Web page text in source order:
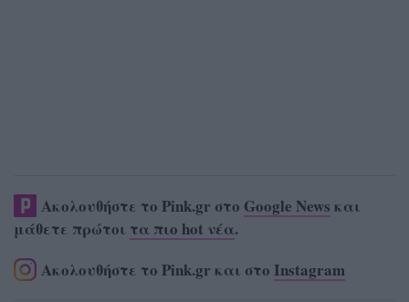
Ακολουθήστε το Pink.gr στο Google News και
μάθετε πρώτοι τα πιο hot νέα.
Ακολουθήστε το Pink.gr και στο Instagram